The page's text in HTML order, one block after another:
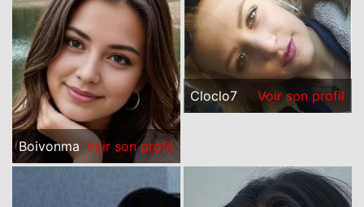
Boivonma Voir son profil
Cloclo7 Voir son profil